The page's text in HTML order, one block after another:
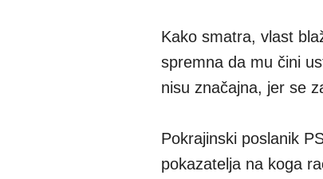
Kako smatra, vlast
spremna da mu čini
nisu značajna, jer se
Pokrajinski poslanik
pokazatelja na koga